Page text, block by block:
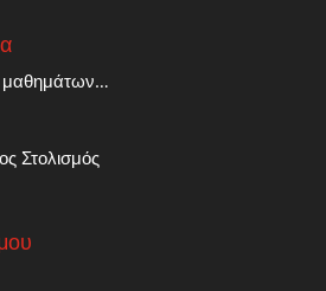
μαθημάτων…
Στολισμός